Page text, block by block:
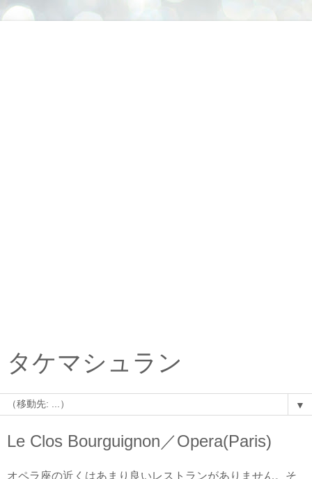
タケマシュラン
▼
Le Clos Bourguignon／Opera(Paris)
オペラ座の近くはあまり良いレストランがありません。そ